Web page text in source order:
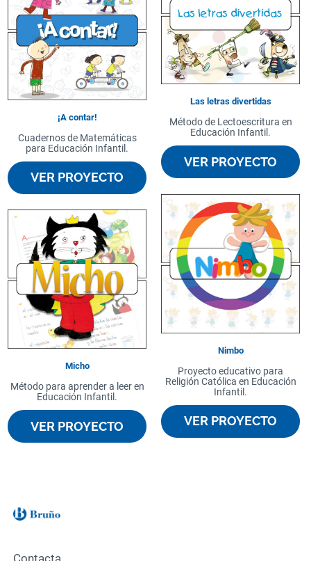
¡A contar!
Cuadernos de Matemáticas
para Educación Infantil.
VER PROYECTO
Las letras divertidas
Método de Lectoescritura en
Educación Infantil.
VER PROYECTO
Micho
Método para aprender a leer en
Educación Infantil.
VER PROYECTO
Nimbo
Proyecto educativo para
Religión Católica en Educación
Infantil.
VER PROYECTO